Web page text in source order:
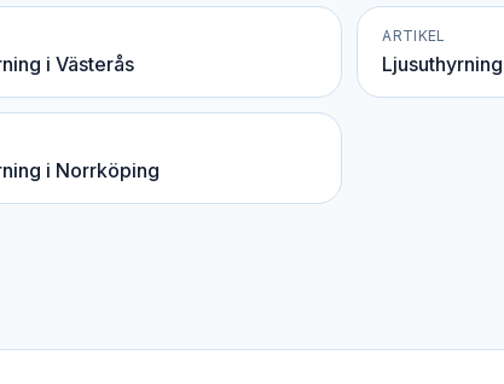
i Västerås
ARTIKEL
i Norrköping